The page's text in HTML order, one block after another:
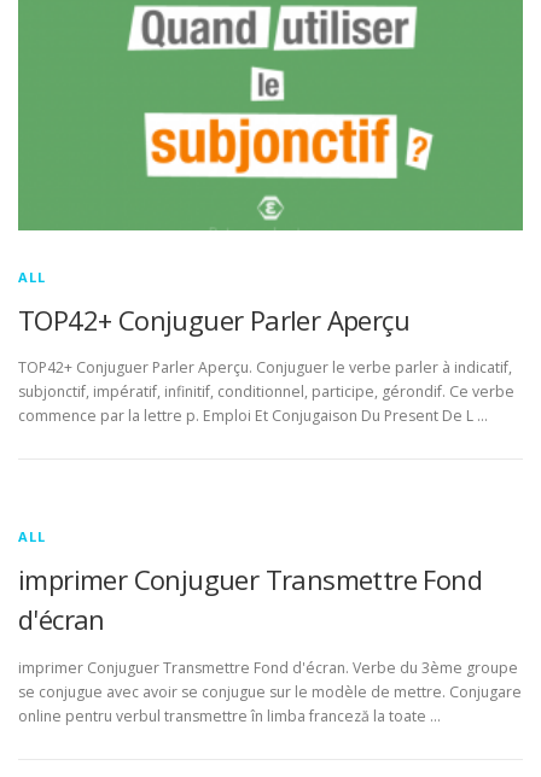
ALL
TOP42+ Conjuguer Parler Aperçu
TOP42+ Conjuguer Parler Aperçu. Conjuguer le verbe parler à indicatif,
subjonctif, impératif, infinitif, conditionnel, participe, gérondif. Ce verbe
commence par la lettre p. Emploi Et Conjugaison Du Present De L …
ALL
imprimer Conjuguer Transmettre Fond
d'écran
imprimer Conjuguer Transmettre Fond d'écran. Verbe du 3ème groupe
se conjugue avec avoir se conjugue sur le modèle de mettre. Conjugare
online pentru verbul transmettre în limba franceză la toate …